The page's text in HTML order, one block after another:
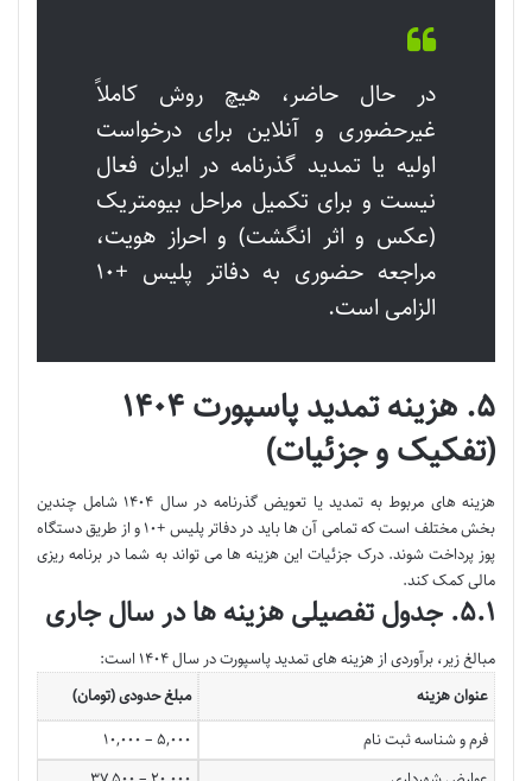
در حال حاضر، هیچ روش کاملاً
غیرحضوری و آنلاین برای درخواست
اولیه یا تمدید گذرنامه در ایران فعال
نیست و برای تکمیل مراحل بیومتریک
(عکس و اثر انگشت) و احراز هویت،
مراجعه حضوری به دفاتر پلیس +۱۰
الزامی است.
۵. هزینه تمدید پاسپورت ۱۴۰۴
(تفکیک و جزئیات)
هزینه های مربوط به تمدید یا تعویض گذرنامه در سال ۱۴۰۴ شامل چندین
بخش مختلف است که تمامی آن ها باید در دفاتر پلیس +۱۰ و از طریق دستگاه
پوز پرداخت شوند. درک جزئیات این هزینه ها می تواند به شما در برنامه ریزی
مالی کمک کند.
۵.۱. جدول تفصیلی هزینه ها در سال جاری
مبالغ زیر، برآوردی از هزینه های تمدید پاسپورت در سال ۱۴۰۴ است:
عنوان هزینه
مبلغ حدودی (تومان)
فرم و شناسه ثبت نام
۵,۰۰۰ – ۱۰,۰۰۰